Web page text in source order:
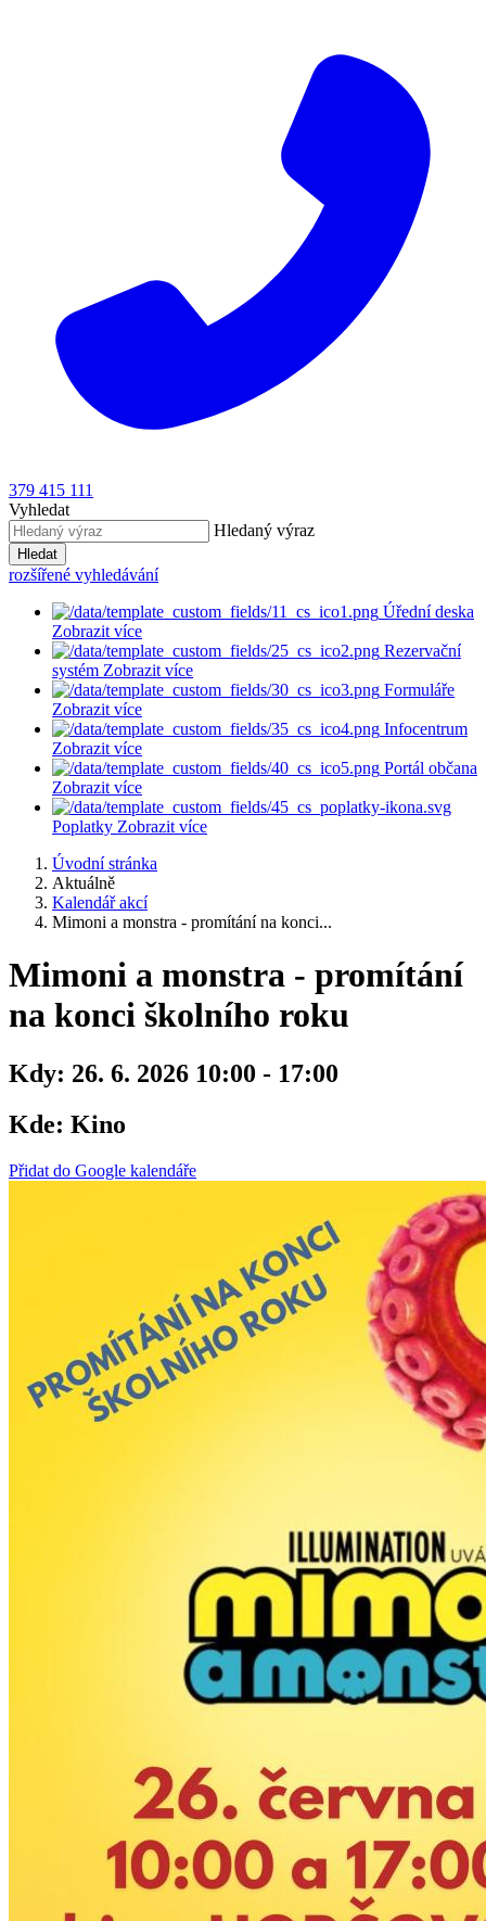
379 415 111
Vyhledat
Hledaný výraz
Hledat
rozšířené vyhledávání
Úřední deska
Zobrazit více
Rezervační
systém Zobrazit více
Formuláře
Zobrazit více
Infocentrum
Zobrazit více
Portál občana
Zobrazit více
Poplatky Zobrazit více
Úvodní stránka
Aktuálně
Kalendář akcí
Mimoni a monstra - promítání na konci...
Mimoni a monstra - promítání
na konci školního roku
Kdy: 26. 6. 2026 10:00 - 17:00
Kde: Kino
Přidat do Google kalendáře